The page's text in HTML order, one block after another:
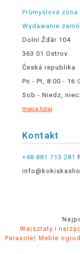
Průmyslová
Wydawanie
Dolní Žďár 104
363 01 Ostrov
Česká republika
Pn - Pt, 8:00 -
Sob - Niedz,
mapa tutaj
Kontakt
+48 881 713 281
Warsztaty i
Parasole
Meble